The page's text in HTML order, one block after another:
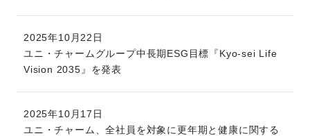
2025年10月22日
ユニ・チャームグループ中長期ESG目標『Kyo-sei Life
Vision 2035』を発表
2025年10月17日
ユニ・チャーム、全社員を対象に更年期と健康に関する